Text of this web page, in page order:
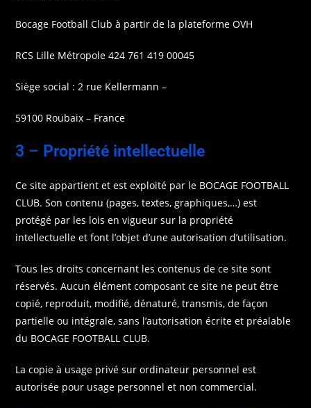
Bocage Football Club à partir de la plateforme OVH
RCS Lille Métropole 424 761 419 00045
Siège social : 2 rue Kellermann –
59100 Roubaix – France
3 – Propriété intellectuelle
Ce site appartient et est exploité par le BOCAGE FOOTBALL
CLUB. Son contenu (pages, textes, graphiques,…) est
protégé par les lois en vigueur sur la propriété
intellectuelle et font l’objet d’une autorisation d’utilisation.
Tous les droits concernant les contenus de ce site sont
réservés. Aucun élément composant ce site ne peut être
copié, reproduit, modifié, dénaturé, transmis, de façon
partielle ou intégrale, sans l’autorisation écrite et préalable
du BOCAGE FOOTBALL CLUB.
La copie à usage privé sur ordinateur personnel est
autorisée pour usage personnel et non commercial.